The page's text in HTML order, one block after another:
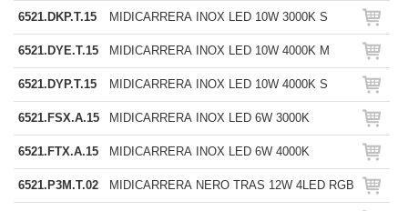
6521.DKP.T.15 MIDICARRERA INOX LED 10W 3000K S
6521.DYE.T.15 MIDICARRERA INOX LED 10W 4000K M
6521.DYP.T.15 MIDICARRERA INOX LED 10W 4000K S
6521.FSX.A.15 MIDICARRERA INOX LED 6W 3000K
6521.FTX.A.15 MIDICARRERA INOX LED 6W 4000K
6521.P3M.T.02 MIDICARRERA NERO TRAS 12W 4LED RGB